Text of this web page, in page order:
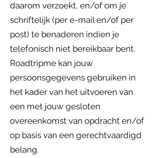
daarom verzoekt, en/of om je
schriftelijk (per e-mail en/of per
post) te benaderen indien je
telefonisch niet bereikbaar bent.
Roadtripme kan jouw
persoonsgegevens gebruiken in
het kader van het uitvoeren van
een met jouw gesloten
overeenkomst van opdracht en/of
op basis van een gerechtvaardigd
belang.